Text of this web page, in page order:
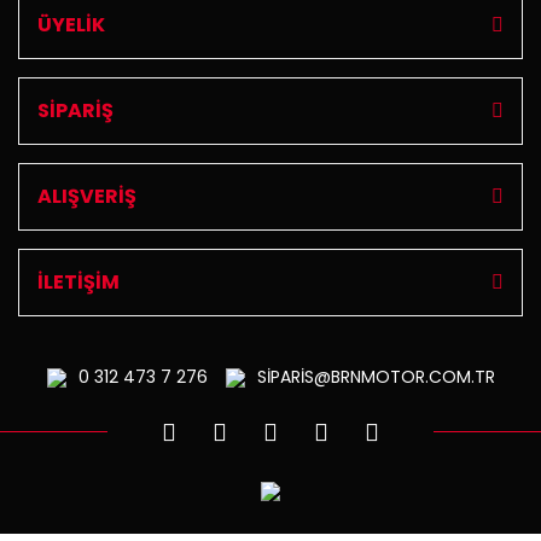
ÜYELİK
SİPARİŞ
ALIŞVERİŞ
İLETİŞİM
0 312473 7 276 SİPARİS@BRNMOTOR.COM.TR